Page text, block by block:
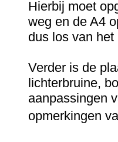
Hierbij moet
weg en de A4
dus los van
Verder is de
lichterbruine,
aanpassingen
opmerkingen